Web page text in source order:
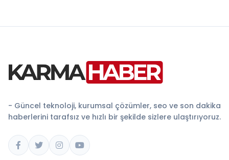
- Güncel teknoloji, kurumsal çözümler, seo ve son dakika
haberlerini tarafsız ve hızlı bir şekilde sizlere ulaştırıyoruz.